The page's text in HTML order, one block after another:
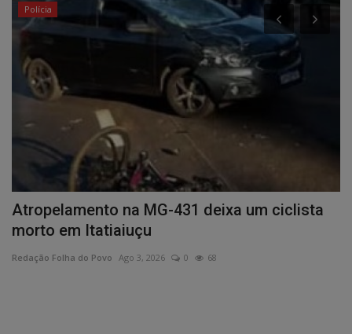
Polícia
Atropelamento na MG-431 deixa um ciclista
morto em Itatiaiuçu
Redação Folha do Povo Ago 3, 2026 0 68